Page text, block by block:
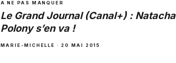
A NE PAS MANQUER
Le Grand Journal (Canal+) : Natacha
Polony s’en va !
MARIE-MICHELLE · 20 MAI 2015